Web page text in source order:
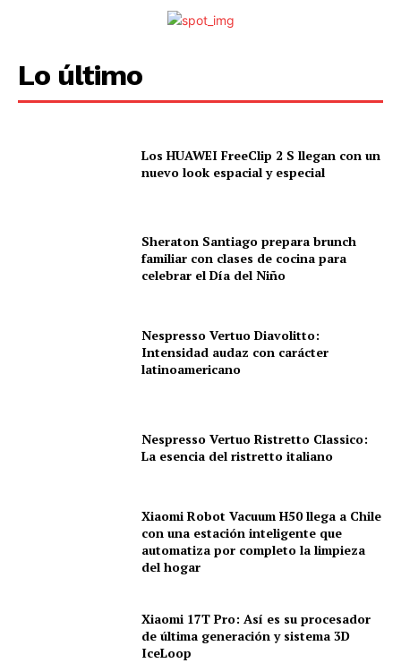
Lo último
Los HUAWEI FreeClip 2 S llegan con un
nuevo look espacial y especial
Sheraton Santiago prepara brunch
familiar con clases de cocina para
celebrar el Día del Niño
Nespresso Vertuo Diavolitto:
Intensidad audaz con carácter
latinoamericano
Nespresso Vertuo Ristretto Classico:
La esencia del ristretto italiano
Xiaomi Robot Vacuum H50 llega a Chile
con una estación inteligente que
automatiza por completo la limpieza
del hogar
Xiaomi 17T Pro: Así es su procesador
de última generación y sistema 3D
IceLoop